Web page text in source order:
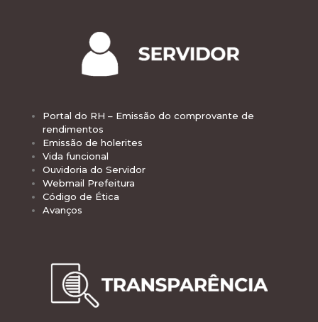
Portal do RH – Emissão do comprovante de
rendimentos
Emissão de holerites
Vida funcional
Ouvidoria do Servidor
Webmail Prefeitura
Código de Ética
Avanços